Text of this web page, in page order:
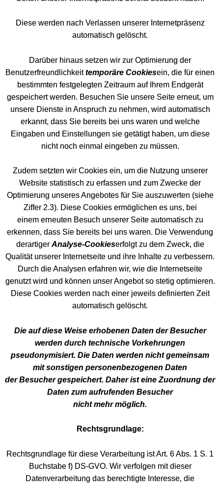
Diese werden nach Verlassen unserer Internetpräsenz
automatisch gelöscht.
Darüber hinaus setzen wir zur Optimierung der
Benutzerfreundlichkeittemporäre Cookiesein, die für einen
bestimmten festgelegten Zeitraum auf Ihrem Endgerät
gespeichert werden. Besuchen Sie unsere Seite erneut, um
unsere Dienste in Anspruch zu nehmen, wird automatisch
erkannt, dass Sie bereits bei uns waren und welche
Eingaben und Einstellungen sie getätigt haben, um diese
nicht noch einmal eingeben zu müssen.
Zudem setzten wir Cookies ein, um die Nutzung unserer
Website statistisch zu erfassen und zum Zwecke der
Optimierung unseres Angebotes für Sie auszuwerten (siehe
Ziffer 2.3). Diese Cookies ermöglichen es uns, bei
einem erneuten Besuch unserer Seite automatisch zu
erkennen, dass Sie bereits bei uns waren. Die Verwendung
derartiger Analyse-Cookieserfolgt zu dem Zweck, die
Qualität unserer Internetseite und ihre Inhalte zu verbessern.
Durch die Analysen erfahren wir, wie die Internetseite
genutzt wird und können unser Angebot so stetig optimieren.
Diese Cookies werden nach einer jeweils definierten Zeit
automatisch gelöscht.
Die auf diese Weise erhobenen Daten der Besucher
werden durch technische Vorkehrungen
pseudonymisiert. Die Daten werden nicht gemeinsam
mit sonstigen personenbezogenen Daten
der Besucher gespeichert. Daher ist eine Zuordnung der
Daten zum aufrufenden Besucher
nicht mehr möglich.
Rechtsgrundlage:
Rechtsgrundlage für diese Verarbeitung ist Art. 6 Abs. 1 S. 1
Buchstabe f) DS-GVO. Wir verfolgen mit dieser
Datenverarbeitung das berechtigte Interesse, die